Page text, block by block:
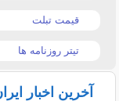
قیمت تبلت
تیتر روزنامه ها
آخرین اخبار